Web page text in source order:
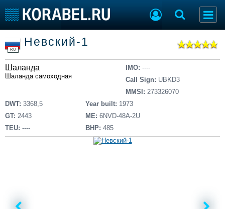
Тип судна
Добавить судно
Добавить проект
Последние 100
Пульс
Новости
Компании
Репутация
Торговая площадка
Доска объявлений
Продажа флота
Оборудование
Изделия
RU
Невский-1
Шаланда
Шаланда самоходная
IMO: ----
Call Sign: UBKD3
MMSI: 273326070
DWT: 3368,5
GT: 2443
TEU: ----
Year built: 1973
ME: 6NVD-48A-2U
BHP: 485